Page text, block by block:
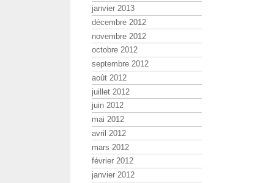
janvier 2013
décembre 2012
novembre 2012
octobre 2012
septembre 2012
août 2012
juillet 2012
juin 2012
mai 2012
avril 2012
mars 2012
février 2012
janvier 2012